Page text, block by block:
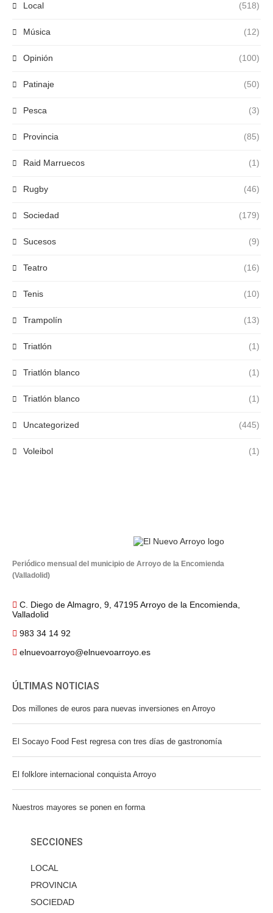
Local (518)
Música (12)
Opinión (100)
Patinaje (50)
Pesca (3)
Provincia (85)
Raid Marruecos (1)
Rugby (46)
Sociedad (179)
Sucesos (9)
Teatro (16)
Tenis (10)
Trampolín (13)
Triatlón (1)
Triatlón blanco (1)
Triatlón blanco (1)
Uncategorized (445)
Voleibol (1)
Periódico mensual del municipio de Arroyo de la Encomienda
(Valladolid)
C. Diego de Almagro, 9, 47195 Arroyo de la Encomienda,
Valladolid
983 34 14 92
elnuevoarroyo@elnuevoarroyo.es
ÚLTIMAS NOTICIAS
Dos millones de euros para nuevas inversiones en Arroyo
El Socayo Food Fest regresa con tres días de gastronomía
El folklore internacional conquista Arroyo
Nuestros mayores se ponen en forma
SECCIONES
LOCAL
PROVINCIA
SOCIEDAD